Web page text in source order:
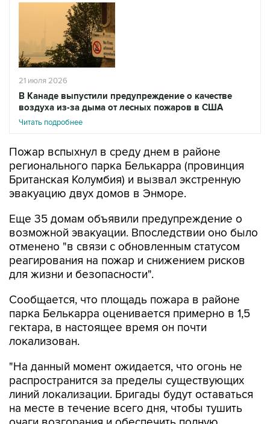
21 июля 2026
В Канаде выпустили предупреждение о качестве
воздуха из-за дыма от лесных пожаров в США
Читать подробнее
Пожар вспыхнул в среду днем в районе
регионального парка Белькарра (провинция
Британская Колумбия) и вызвал экстренную
эвакуацию двух домов в Энморе.
Еще 35 домам объявили предупреждение о
возможной эвакуации. Впоследствии оно было
отменено "в связи с обновленным статусом
реагирования на пожар и снижением рисков
для жизни и безопасности".
Сообщается, что площадь пожара в районе
парка Белькарра оценивается примерно в 1,5
гектара, в настоящее время он почти
локализован.
"На данный момент ожидается, что огонь не
распространится за пределы существующих
линий локализации. Бригады будут оставаться
на месте в течение всего дня, чтобы тушить